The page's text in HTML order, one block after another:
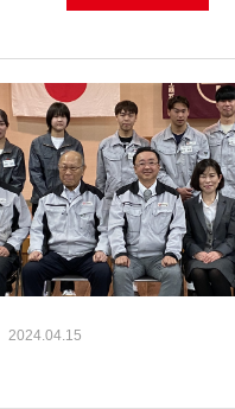
2024.04.15